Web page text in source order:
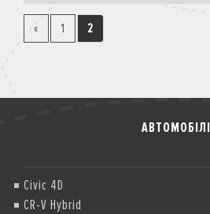
« 1 2
АВТОМОБІЛІ
Civic 4D
CR-V Hybrid